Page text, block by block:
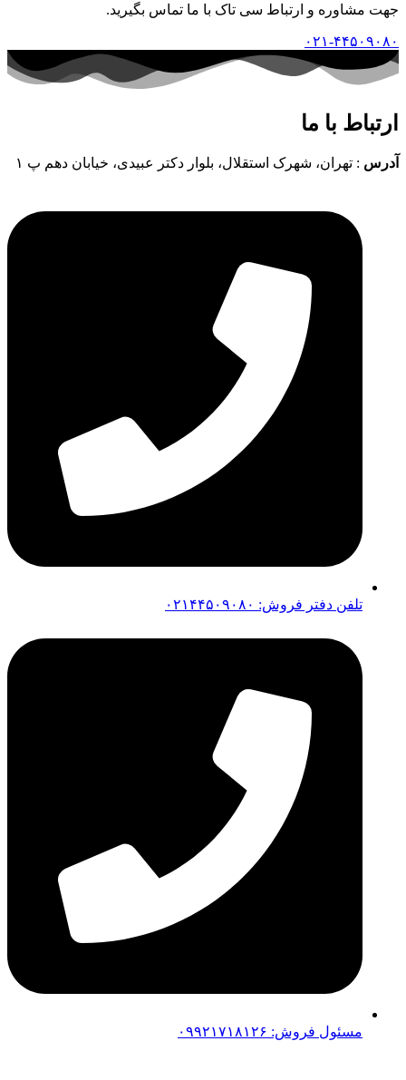
جهت مشاوره و ارتباط سی تاک با ما تماس بگیرید.
۰۲۱-۴۴۵۰۹۰۸۰
ارتباط با ما
آدرس : تهران، شهرک استقلال، بلوار دکتر عبیدی، خیابان دهم پ ۱
تلفن دفتر فروش: ۰۲۱۴۴۵۰۹۰۸۰
مسئول فروش: ۰۹۹۲۱۷۱۸۱۲۶